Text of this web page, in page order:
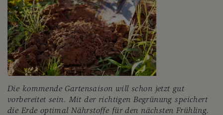
Die kommende Gartensaison will schon jetzt gut
vorbereitet sein. Mit der richtigen Begrünung speichert
die Erde optimal Nährstoffe für den nächsten Frühling.